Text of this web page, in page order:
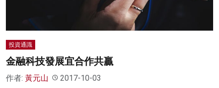
投資通識
金融科技發展宜合作共贏
作者: 黃元山 2017-10-03